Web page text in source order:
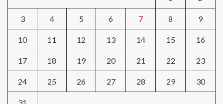
3 4 5 6 7 8 9
10 11 12 13 14 15 16
17 18 19 20 21 22 23
24 25 26 27 28 29 30